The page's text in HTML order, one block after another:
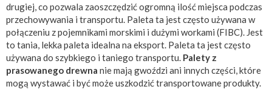
drugiej, co pozwala zaoszczędzić ogromną ilość miejsca podczas
przechowywania i transportu. Paleta ta jest często używana w
połączeniu z pojemnikami morskimi i dużymi workami (FIBC). Jest
to tania, lekka paleta idealna na eksport. Paleta ta jest często
używana do szybkiego i taniego transportu. Palety z
prasowanego drewna nie mają gwoździ ani innych części, które
mogą wystawać i być może uszkodzić transportowane produkty.